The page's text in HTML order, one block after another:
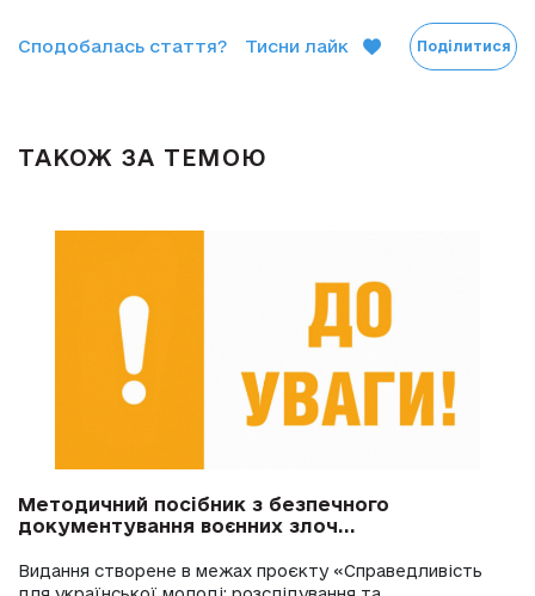
Сподобалась стаття? Тисни лайк Поділитися
ТАКОЖ ЗА ТЕМОЮ
Методичний посібник з безпечного
документування воєнних злоч...
Видання створене в межах проєкту «Справедливість